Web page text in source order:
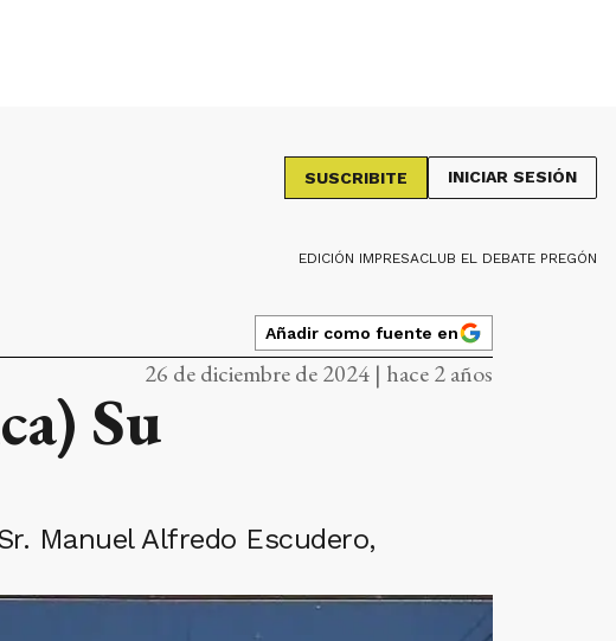
SUSCRIBITE INICIAR SESIÓN
EDICIÓN IMPRESACLUB EL DEBATE PREGÓN
Añadir como fuente en
26 de diciembre de 2024 | hace 2 años
Su
Manuel Alfredo Escudero,